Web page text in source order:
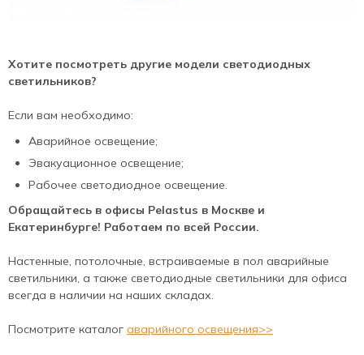
Хотите посмотреть другие модели светодиодных
светильников?
Если вам необходимо:
Аварийное освещение;
Эвакуационное освещение;
Рабочее светодиодное освещение.
Обращайтесь в офисы Pelastus в Москве и
Екатеринбурге! Работаем по всей России.
Настенные, потолочные, встраиваемые в пол аварийные
светильники, а также светодиодные светильники для офиса
всегда в наличии на наших складах.
Посмотрите каталог аварийного освещения>>